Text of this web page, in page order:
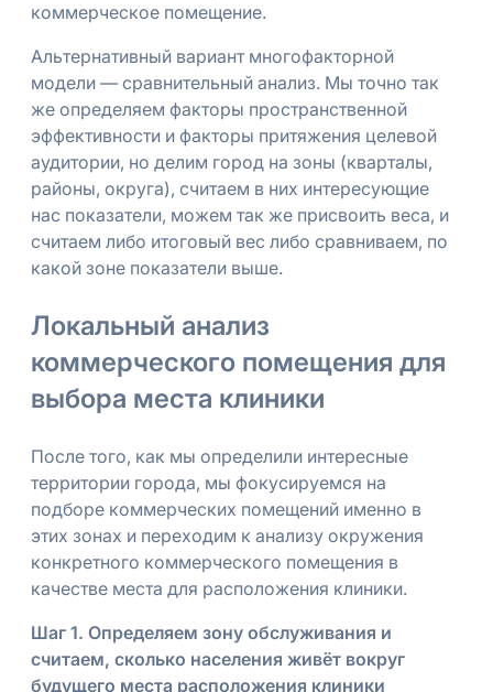
коммерческое помещение.
Альтернативный вариант многофакторной
модели — сравнительный анализ. Мы точно так
же определяем факторы пространственной
эффективности и факторы притяжения целевой
аудитории, но делим город на зоны (кварталы,
районы, округа), считаем в них интересующие
нас показатели, можем так же присвоить веса, и
считаем либо итоговый вес либо сравниваем, по
какой зоне показатели выше.
Локальный анализ
коммерческого помещения для
выбора места клиники
После того, как мы определили интересные
территории города, мы фокусируемся на
подборе коммерческих помещений именно в
этих зонах и переходим к анализу окружения
конкретного коммерческого помещения в
качестве места для расположения клиники.
Шаг 1. Определяем зону обслуживания и
считаем, сколько населения живёт вокруг
будущего места расположения клиники